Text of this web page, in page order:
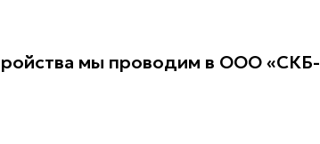
мы проводим в ООО «СКБ-